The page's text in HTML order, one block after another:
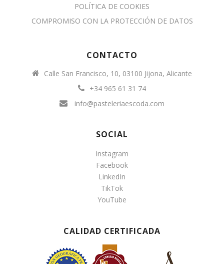
POLÍTICA DE COOKIES
COMPROMISO CON LA PROTECCIÓN DE DATOS
CONTACTO
Calle San Francisco, 10, 03100 Jijona, Alicante
+34 965 61 31 74
info@pasteleriaescoda.com
SOCIAL
Instagram
Facebook
LinkedIn
TikTok
YouTube
CALIDAD CERTIFICADA